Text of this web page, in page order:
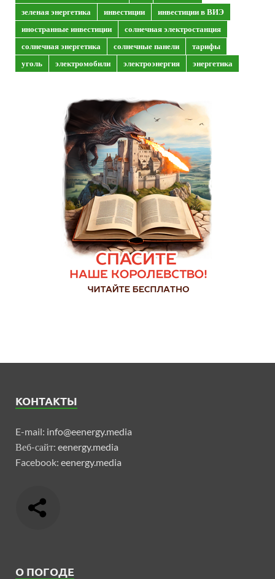
зеленая энергетика
инвестиции
инвестиции в ВИЭ
иностранные инвестиции
солнечная электростанция
солнечная энергетика
солнечные панели
тарифы
уголь
электромобили электроэнергия энергетика
КОНТАКТЫ
E-mail: info@eenergy.media
Веб-сайт: eenergy.media
Facebook: eenergy.media
О ПОГОДЕ